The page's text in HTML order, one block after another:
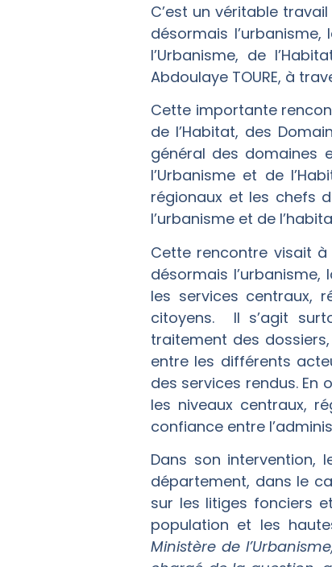
C’est un véritable
désormais
l’Urbanisme, de
Abdoulaye TOURE, à
Cette importante
de l’Habitat, des
général des domaines
l’Urbanisme et de
régionaux et les chefs
l’urbanisme et de
Cette rencontre visait
désormais
les services centraux,
citoyens. Il s’agit
traitement des
entre les différents
des services rendus.
les niveaux centraux,
confiance entre
Dans son intervention,
département, dans le
sur les litiges fonciers
population et les
Ministère de